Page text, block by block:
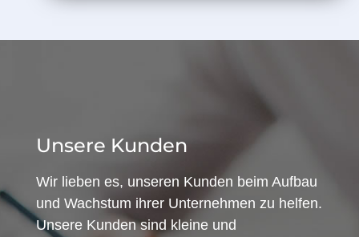
Unsere Kunden
Wir lieben es, unseren Kunden beim Aufbau
und Wachstum ihrer Unternehmen zu helfen.
Unsere Kunden sind kleine und